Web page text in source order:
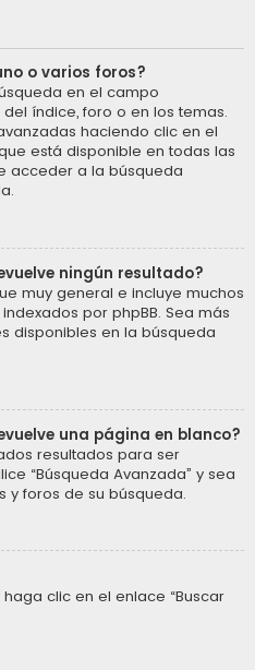
o varios foros?
en el campo
índice, foro o en los temas.
haciendo clic en el
está disponible en todas las
acceder a la búsqueda
ningún resultado?
muy general e incluye muchos
por phpBB. Sea más
disponibles en la búsqueda
una página en blanco?
resultados para ser
“Búsqueda Avanzada” y sea
y foros de su búsqueda.
haga clic en el enlace “Buscar